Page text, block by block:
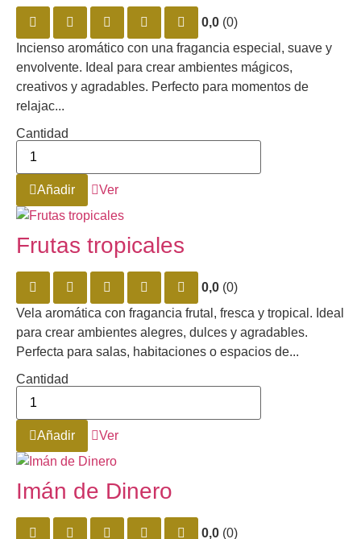
0,0 (0)
Incienso aromático con una fragancia especial, suave y
envolvente. Ideal para crear ambientes mágicos,
creativos y agradables. Perfecto para momentos de
relajac...
Cantidad
Añadir Ver
Frutas tropicales
0,0 (0)
Vela aromática con fragancia frutal, fresca y tropical. Ideal
para crear ambientes alegres, dulces y agradables.
Perfecta para salas, habitaciones o espacios de...
Cantidad
Añadir Ver
Imán de Dinero
0,0 (0)